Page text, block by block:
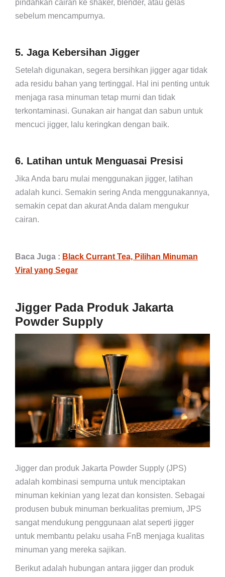
pindahkan cairan ke shaker, blender, atau gelas
sebelum mencampurnya.
5. Jaga Kebersihan Jigger
Setelah digunakan, segera bersihkan jigger agar tidak
ada residu bahan yang tertinggal. Hal ini penting untuk
menjaga rasa minuman tetap murni dan tidak
terkontaminasi. Gunakan air hangat dan sabun untuk
mencuci jigger, lalu keringkan dengan baik.
6. Latihan untuk Menguasai Presisi
Jika Anda baru mulai menggunakan jigger, latihan
adalah kunci. Semakin sering Anda menggunakannya,
semakin cepat dan akurat Anda dalam mengukur
cairan.
Baca Juga : Black Currant Tea, Pilihan Minuman
Viral yang Segar
Jigger Pada Produk Jakarta
Powder Supply
Jigger dan produk Jakarta Powder Supply (JPS)
adalah kombinasi sempurna untuk menciptakan
minuman kekinian yang lezat dan konsisten. Sebagai
produsen bubuk minuman berkualitas premium, JPS
sangat mendukung penggunaan alat seperti jigger
untuk membantu pelaku usaha FnB menjaga kualitas
minuman yang mereka sajikan.
Berikut adalah hubungan antara jigger dan produk